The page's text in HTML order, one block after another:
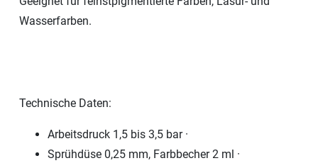
Wasserfarben.
Technische Daten:
Arbeitsdruck 1,5 bis 3,5 bar ·
Sprühdüse 0,25 mm, Farbbecher 2 ml ·